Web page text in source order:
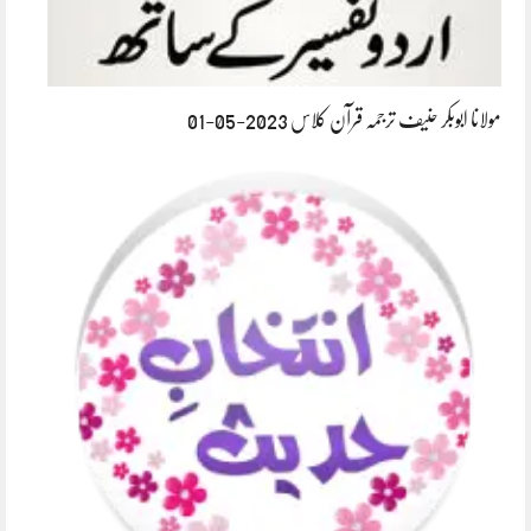
مولانا ابوبکر حنیف ترجمہ قرآن کلاس 2023-05-01